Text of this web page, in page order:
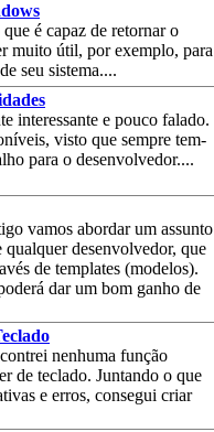
é capaz de retornar o
muito útil, por exemplo, para
seu sistema....
interessante e pouco falado.
visto que sempre tem-
para o desenvolvedor....
vamos abordar um assunto
desenvolvedor, que
de templates (modelos).
dar um bom ganho de
nenhuma função
de teclado. Juntando o que
e erros, consegui criar